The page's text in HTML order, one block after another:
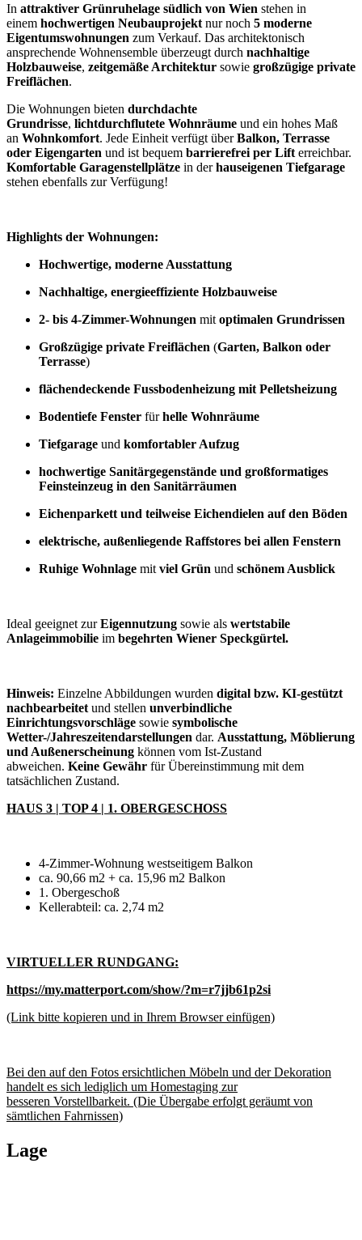
In attraktiver Grünruhelage südlich von Wien stehen in
einem hochwertigen Neubauprojekt nur noch 5 moderne
Eigentumswohnungen zum Verkauf. Das architektonisch
ansprechende Wohnensemble überzeugt durch nachhaltige
Holzbauweise, zeitgemäße Architektur sowie großzügige private
Freiflächen.
Die Wohnungen bieten durchdachte
Grundrisse, lichtdurchflutete Wohnräume und ein hohes Maß
an Wohnkomfort. Jede Einheit verfügt überBalkon, Terrasse
oder Eigengarten und ist bequem barrierefrei per Lift erreichbar.
Komfortable Garagenstellplätze in derhauseigenen Tiefgarage
stehen ebenfalls zur Verfügung!
Highlights der Wohnungen:
Hochwertige, moderne Ausstattung
Nachhaltige, energieeffiziente Holzbauweise
2- bis 4-Zimmer-Wohnungen mit optimalen Grundrissen
Großzügige private Freiflächen (Garten, Balkon oder
Terrasse)
flächendeckende Fussbodenheizung mit Pelletsheizung
Bodentiefe Fenster fürhelle Wohnräume
Tiefgarage und komfortabler Aufzug
hochwertige Sanitärgegenstände und großformatiges
Feinsteinzeug in den Sanitärräumen
Eichenparkett und teilweise Eichendielen auf den Böden
elektrische, außenliegende Raffstores bei allen Fenstern
Ruhige Wohnlage mit viel Grün und schönem Ausblick
Ideal geeignet zurEigennutzung sowie als wertstabile
Anlageimmobilie im begehrten Wiener Speckgürtel.
Hinweis: Einzelne Abbildungen wurden digital bzw. KI-gestützt
nachbearbeitet und stellen unverbindliche
Einrichtungsvorschläge sowie symbolische
Wetter-/Jahreszeitendarstellungen dar. Ausstattung, Möblierung
und Außenerscheinung können vom Ist-Zustand
abweichen. Keine Gewähr für Übereinstimmung mit dem
tatsächlichen Zustand.
HAUS 3 | TOP 4 | 1. OBERGESCHOSS
4-Zimmer-Wohnung westseitigem Balkon
ca. 90,66 m2 + ca. 15,96 m2 Balkon
1. Obergeschoß
Kellerabteil: ca. 2,74 m2
VIRTUELLER RUNDGANG:
https://my.matterport.com/show/?m=r7jjb61p2si
(Link bitte kopieren und in Ihrem Browser einfügen)
Bei den auf den Fotos ersichtlichen Möbeln und der Dekoration
handelt es sich lediglich um Homestaging zur
besseren Vorstellbarkeit. (Die Übergabe erfolgt geräumt von
sämtlichen Fahrnissen)
Lage